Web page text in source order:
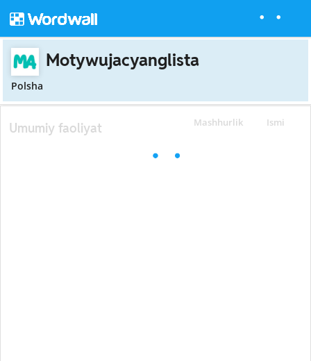
Motywujacyanglista
Polsha
Mashhurlik Ismi
Umumiy faoliyat